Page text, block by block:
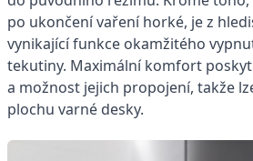
po ukončení vaření horké, je z
vynikající funkce okamžitého
tekutiny. Maximální komfort
a možnost jejich propojení, takže
plochu varné desky.